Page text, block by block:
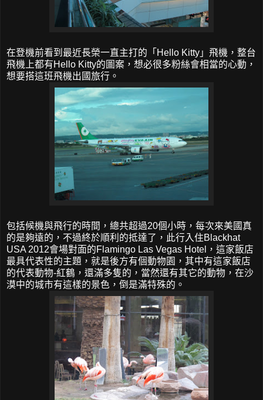
在登機前看到最近長榮一直主打的「Hello Kitty」飛機，整台
飛機上都有Hello Kitty的圖案，想必很多粉絲會相當的心動，
想要搭這班飛機出國旅行。
包括候機與飛行的時間，總共超過20個小時，每次來美國真
的是夠遠的，不過終於順利的抵達了，此行入住Blackhat
USA 2012會場對面的Flamingo Las Vegas Hotel，這家飯店
最具代表性的主題，就是後方有個動物園，其中有這家飯店
的代表動物-紅鶴，還滿多隻的，當然還有其它的動物，在沙
漠中的城市有這樣的景色，倒是滿特殊的。